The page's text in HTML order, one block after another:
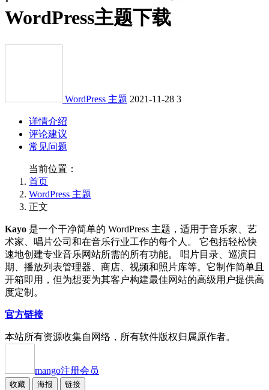
WordPress主题下载
WordPress 主题 2021-11-28 3
详情介绍
评论建议
常见问题
当前位置：
首页
WordPress 主题
正文
Kayo 是一个干净简单的 WordPress 主题，适用于音乐家、艺
术家、唱片公司和在音乐行业工作的每个人。 它包括轻松快
速地创建专业音乐网站所需的所有功能。 唱片目录、巡演日
期、播放列表管理器、商店、视频和照片库等。它制作简单且
开箱即用，但为想要为其客户构建最佳网站的高级用户提供高
度定制。
官方链接
本站所有资源收集自网络，所有软件版权归属原作者。
mango注册会员
收藏 海报 链接